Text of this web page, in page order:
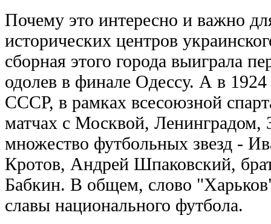
Почему это интересно и важно
исторических центров
сборная этого города выиграла
одолев в финале Одессу. А в
СССР, в рамках всесоюзной
матчах с Москвой, Ленинградом,
множество футбольных звезд -
Кротов, Андрей Шпаковский,
Бабкин. В общем, слово
славы национального футбола.